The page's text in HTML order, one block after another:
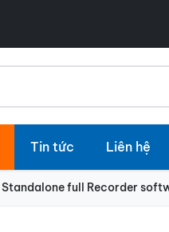
Tin tức Liên hệ
Standalone full Recorder